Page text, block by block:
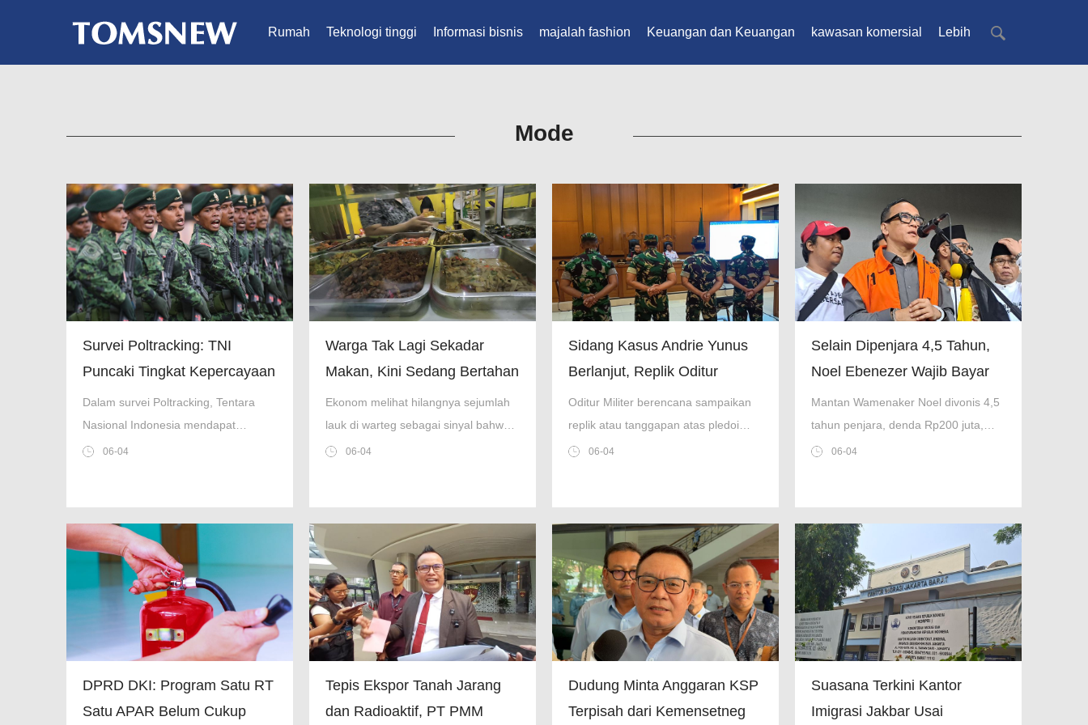
Rumah Teknologi tinggi Informasi bisnis majalah fashion Keuangan dan Keuangan kawasan komersial Lebih
Mode
Survei Poltracking: TNI
Puncaki Tingkat Kepercayaan
Lembaga Negara, DPR
Terendah
Dalam survei Poltracking, Tentara
Nasional Indonesia mendapat
kepercayaan tertinggi dari
06-04
Warga Tak Lagi Sekadar
Makan, Kini Sedang Bertahan
Ekonom melihat hilangnya sejumlah
lauk di warteg sebagai sinyal bahwa
warga mulai bersiap menghadapi
06-04
Sidang Kasus Andrie Yunus
Berlanjut, Replik Oditur
Dijadwalkan Pekan Depan
Oditur Militer berencana sampaikan
replik atau tanggapan atas pledoi
terdakwa kasus penyiraman air keras
06-04
Selain Dipenjara 4,5 Tahun,
Noel Ebenezer Wajib Bayar
Uang Pengganti Rp 3,4 Miliar
Mantan Wamenaker Noel divonis 4,5
tahun penjara, denda Rp200 juta,
dan wajib bayar uang pengganti
06-04
DPRD DKI: Program Satu RT
Satu APAR Belum Cukup
Tepis Ekspor Tanah Jarang
dan Radioaktif, PT PMM
Dudung Minta Anggaran KSP
Terpisah dari Kemensetneg
Suasana Terkini Kantor
Imigrasi Jakbar Usai